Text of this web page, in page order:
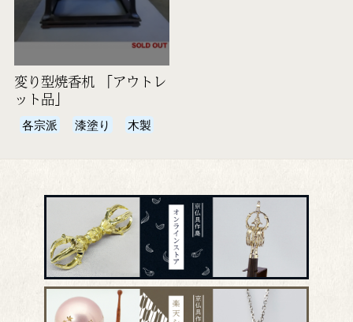
変り型焼香机 「アウトレ
ット品」
各宗派 漆塗り 木製